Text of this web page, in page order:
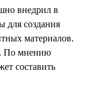
внедрил в
для создания
материалов.
По мнению
составить